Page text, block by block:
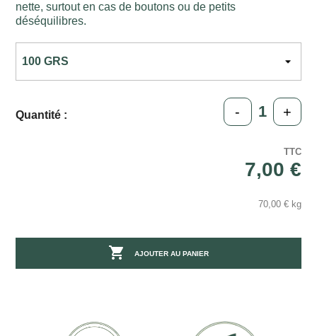
nette, surtout en cas de boutons ou de petits
déséquilibres.
Quantité : - +
TTC
7,00 €
70,00 € kg
 AJOUTER AU PANIER